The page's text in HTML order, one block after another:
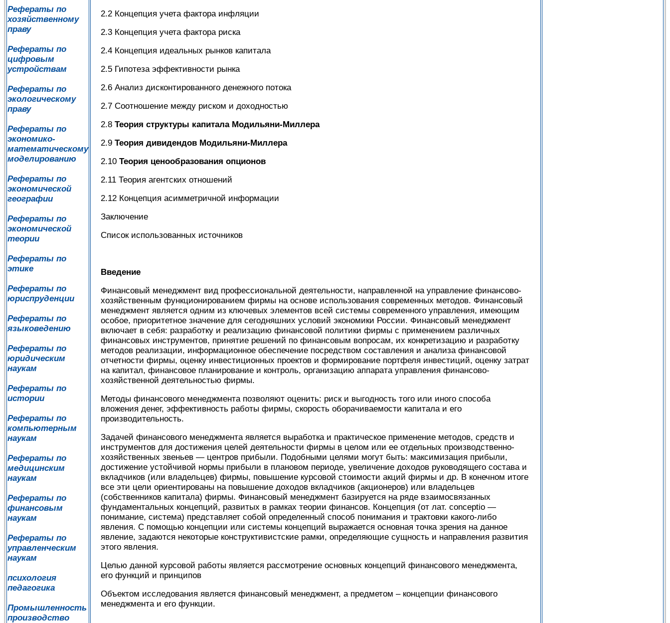
Рефераты по
хозяйственному
праву
Рефераты по
цифровым
устройствам
Рефераты по
экологическому
праву
Рефераты по
экономико-
математическому
моделированию
Рефераты по
экономической
географии
Рефераты по
экономической
теории
Рефераты по
этике
Рефераты по
юриспруденции
Рефераты по
языковедению
Рефераты по
юридическим
наукам
Рефераты по
истории
Рефераты по
компьютерным
наукам
Рефераты по
медицинским
наукам
Рефераты по
финансовым
наукам
Рефераты по
управленческим
наукам
психология
педагогика
Промышленность
производство
2.2 Концепция учета фактора инфляции
2.3 Концепция учета фактора риска
2.4 Концепция идеальных рынков капитала
2.5 Гипотеза эффективности рынка
2.6 Анализ дисконтированного денежного потока
2.7 Соотношение между риском и доходностью
2.8 Теория структуры капитала Модильяни-Миллера
2.9 Теория дивидендов Модильяни-Миллера
2.10 Теория ценообразования опционов
2.11 Теория агентских отношений
2.12 Концепция асимметричной информации
Заключение
Список использованных источников
Введение
Финансовый менеджмент вид профессиональной деятельности, направленной на управление финансово-
хозяйственным функционированием фирмы на основе использования современных методов. Финансовый
менеджмент является одним из ключевых элементов всей системы современного управления, имеющим
особое, приоритетное значение для сегодняшних условий экономики России. Финансовый менеджмент
включает в себя: разработку и реализацию финансовой политики фирмы с применением различных
финансовых инструментов, принятие решений по финансовым вопросам, их конкретизацию и разработку
методов реализации, информационное обеспечение посредством составления и анализа финансовой
отчетности фирмы, оценку инвестиционных проектов и формирование портфеля инвестиций, оценку затрат
на капитал, финансовое планирование и контроль, организацию аппарата управления финансово-
хозяйственной деятельностью фирмы.
Методы финансового менеджмента позволяют оценить: риск и выгодность того или иного способа
вложения денег, эффективность работы фирмы, скорость оборачиваемости капитала и его
производительность.
Задачей финансового менеджмента является выработка и практическое применение методов, средств и
инструментов для достижения целей деятельности фирмы в целом или ее отдельных производственно-
хозяйственных звеньев — центров прибыли. Подобными целями могут быть: максимизация прибыли,
достижение устойчивой нормы прибыли в плановом периоде, увеличение доходов руководящего состава и
вкладчиков (или владельцев) фирмы, повышение курсовой стоимости акций фирмы и др. В конечном итоге
все эти цели ориентированы на повышение доходов вкладчиков (акционеров) или владельцев
(собственников капитала) фирмы. Финансовый менеджмент базируется на ряде взаимосвязанных
фундаментальных концепций, развитых в рамках теории финансов. Концепция (от лат. conceptio —
понимание, система) представляет собой определенный способ понимания и трактовки какого-либо
явления. С помощью концепции или системы концепций выражается основная точка зрения на данное
явление, задаются некоторые конструктивистские рамки, определяющие сущность и направления развития
этого явления.
Целью данной курсовой работы является рассмотрение основных концепций финансового менеджмента,
его функций и принципов
Объектом исследования является финансовый менеджмент, а предметом – концепции финансового
менеджмента и его функции.